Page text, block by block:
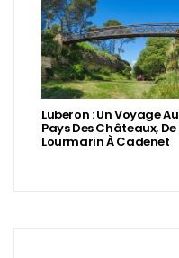
Luberon : Un Voyage Au
Pays Des Châteaux, De
Lourmarin À Cadenet